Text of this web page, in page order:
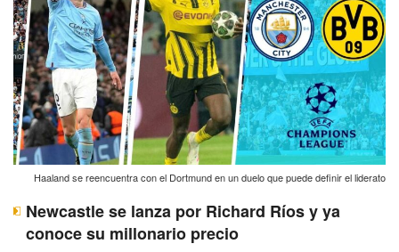
Haaland se reencuentra con el Dortmund en un duelo que puede definir el liderato
Newcastle se lanza por Richard Ríos y ya
conoce su millonario precio